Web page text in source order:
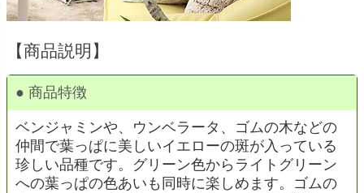
【商品説明】
● 商品特徴
ベンジャミンや、ウンベラータ、ゴムの木などの
仲間で葉っぱに美しいイエローの斑が入っている
珍しい品種です。グリーン色からライトグリーン
への葉っぱの色あいも同時に楽しめます。ゴムの